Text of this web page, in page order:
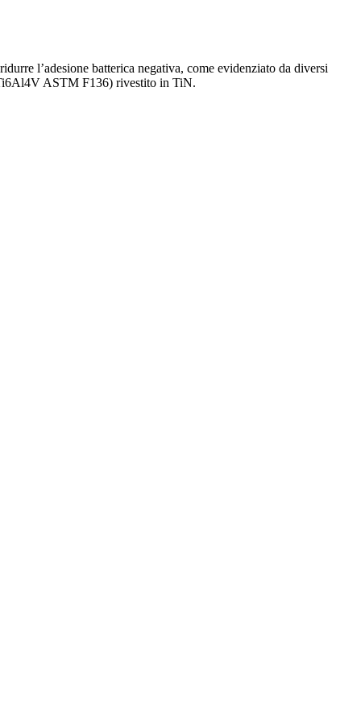
l’adesione batterica negativa, come evidenziato da diversi
ASTM F136) rivestito in TiN.